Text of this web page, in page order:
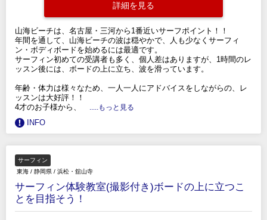
詳細を見る
山海ビーチは、名古屋・三河から1番近いサーフポイント！！
年間を通して、山海ビーチの波は穏やかで、人も少なくサーフィ
ン・ボディボードを始めるには最適です。
サーフィン初めての受講者も多く、個人差はありますが、1時間のレ
ッスン後には、ボードの上に立ち、波を滑っています。
年齢・体力は様々なため、一人一人にアドバイスをしながらの、レ
ッスンは大好評！！
4才のお子様から、
.....もっと見る
INFO
サーフィン
東海 / 静岡県 / 浜松・舘山寺
サーフィン体験教室(撮影付き)ボードの上に立つこ
とを目指そう！